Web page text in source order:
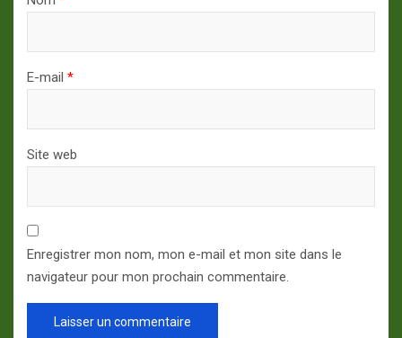
E-mail *
Site web
Enregistrer mon nom, mon e-mail et mon site dans le
navigateur pour mon prochain commentaire.